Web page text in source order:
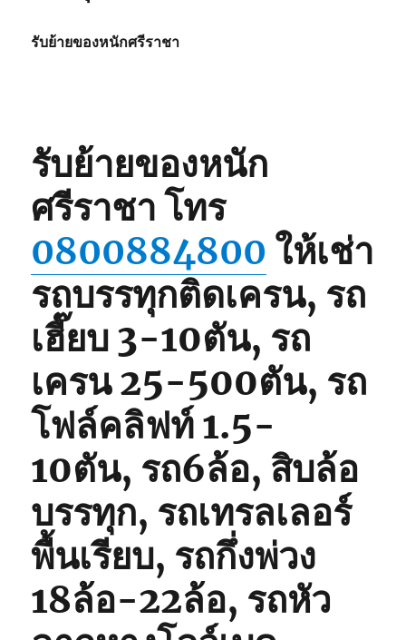
รับย้ายของหนักศรีราชา
รับย้ายของหนัก
ศรีราชา โทร
0800884800 ให้เช่า
รถบรรทุกติดเครน, รถ
เฮี๊ยบ 3-10ตัน, รถ
เครน 25-500ตัน, รถ
โฟล์คลิฟท์ 1.5-
10ตัน, รถ6ล้อ, สิบล้อ
บรรทุก, รถเทรลเลอร์
พื้นเรียบ, รถกึ่งพ่วง
18ล้อ-22ล้อ, รถหัว